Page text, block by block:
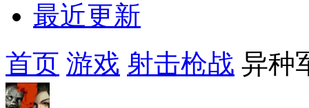
最近更新
首页 游戏 射击枪战 异种